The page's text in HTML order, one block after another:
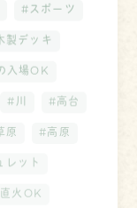
#スポーツ
製デッキ
入場OK
#川 #高台
原 #高原
レット
火OK